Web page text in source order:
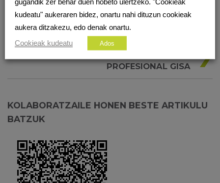
METABERTSOA, ERREALITATEA
ZABALTZEKO (EDO AGIAN
MURRIZTEKO?)
PROFESIONAL GISA
KOLABORATZAILE HONEN BESTE ARTIKULU
BATZUK
gugandik zer behar duen hobeto ulertzeko. "Cookieak
kudeatu" aukeraren bidez, onartu nahi dituzun cookieak
aukera ditzakezu, edo denak onartu.
Cookieak kudeatu
Ados